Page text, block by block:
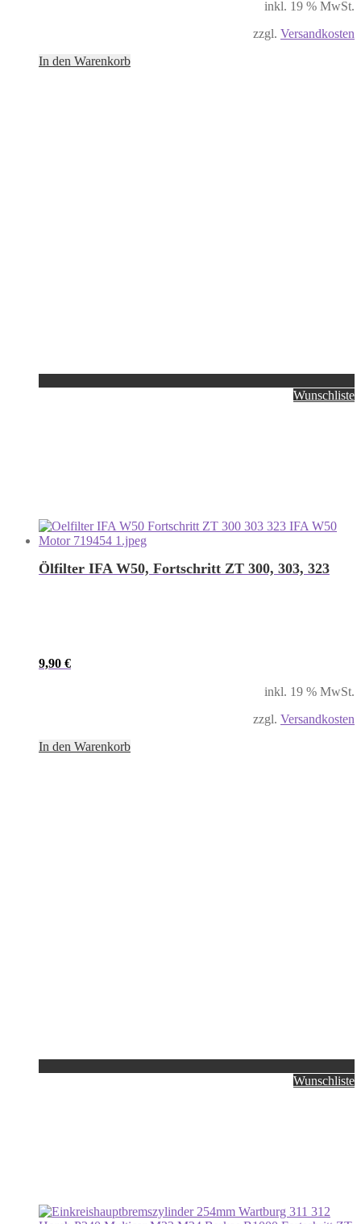
inkl. 19 % MwSt.
zzgl. Versandkosten
In den Warenkorb
Wunschliste
Ölfilter IFA W50, Fortschritt ZT 300, 303, 323
9,90 €
inkl. 19 % MwSt.
zzgl. Versandkosten
In den Warenkorb
Wunschliste